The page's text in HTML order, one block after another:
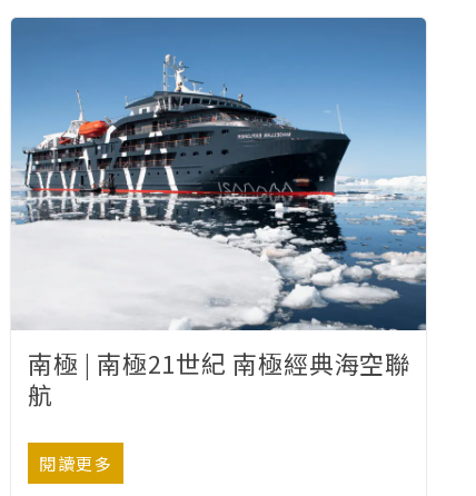
南極 | 南極21世紀 南極經典海空聯
航
閱讀更多